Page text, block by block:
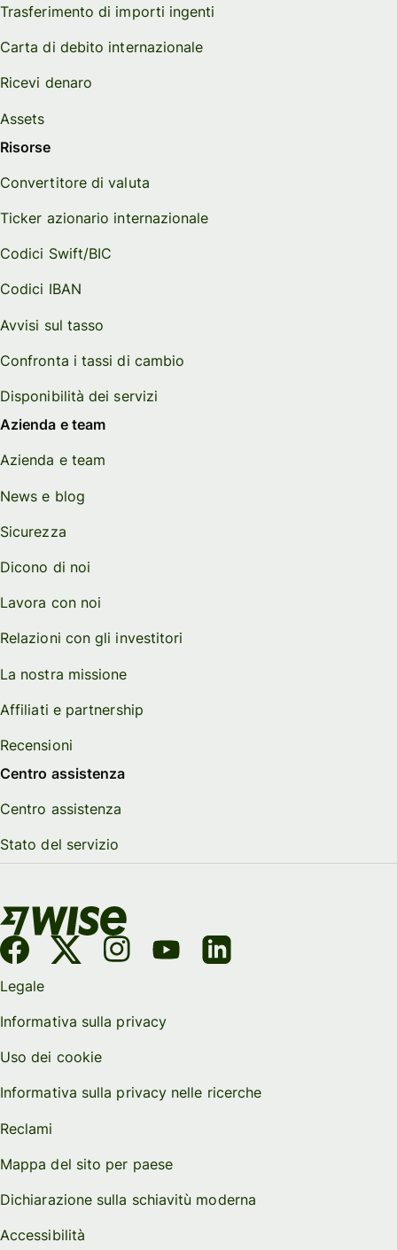
Trasferimento di importi ingenti
Carta di debito internazionale
Ricevi denaro
Assets
Risorse
Convertitore di valuta
Ticker azionario internazionale
Codici Swift/BIC
Codici IBAN
Avvisi sul tasso
Confronta i tassi di cambio
Disponibilità dei servizi
Azienda e team
Azienda e team
News e blog
Sicurezza
Dicono di noi
Lavora con noi
Relazioni con gli investitori
La nostra missione
Affiliati e partnership
Recensioni
Centro assistenza
Centro assistenza
Stato del servizio
Legale
Informativa sulla privacy
Uso dei cookie
Informativa sulla privacy nelle ricerche
Reclami
Mappa del sito per paese
Dichiarazione sulla schiavitù moderna
Accessibilità